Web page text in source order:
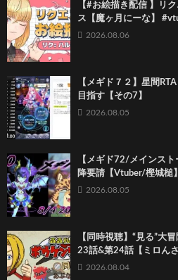
【#お絵描き配信 】リ
ス【魔ヶ月にーな】
2026.08.06
【メギド７２】星間
目指す【その7】
2026.08.05
【メギド72/メインス
降要請【Vtuber/樫城槌】
2026.08.05
【同時視聴】“見る”大
23話&第24話【ミロんさ
2026.08.04